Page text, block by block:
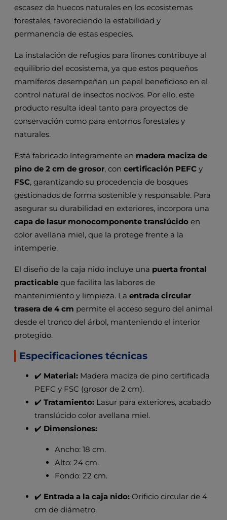
escasez de huecos naturales en los ecosistemas
forestales, favoreciendo la estabilidad y
permanencia de estas especies.
La instalación de refugios para lirones contribuye al
equilibrio del ecosistema, ya que estos pequeños
mamíferos desempeñan un papel beneficioso en el
control natural de insectos nocivos. Por ello, este
producto resulta ideal tanto para proyectos de
conservación como para entornos forestales y
naturales.
Está fabricado íntegramente en madera maciza de
pino de 2 cm de grosor, con certificación PEFC y
FSC, garantizando su procedencia de bosques
gestionados de forma sostenible y responsable. Para
asegurar su durabilidad en exteriores, incorpora una
capa de lasur monocomponente translúcido en
color avellana miel, que la protege frente a la
intemperie.
El diseño de la caja nido incluye una puerta frontal
practicable que facilita las labores de
mantenimiento y limpieza. La entrada circular
trasera de 4 cm permite el acceso seguro del animal
desde el tronco del árbol, manteniendo el interior
protegido.
Especificaciones técnicas
✔️ Material: Madera maciza de pino certificada
PEFC y FSC (grosor de 2 cm).
✔️ Tratamiento: Lasur para exteriores, acabado
translúcido color avellana miel.
✔️ Dimensiones:
Ancho: 18 cm.
Alto: 24 cm.
Fondo: 22 cm.
✔️ Entrada a la caja nido: Orificio circular de 4
cm de diámetro.